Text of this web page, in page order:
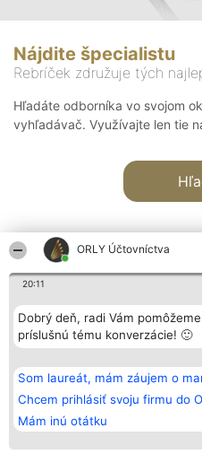
ORLY Účtovníctva
20:11
Dobrý deň, radi Vám
príslušnú tému konverzácie! 🙂
Som laureát, mám záujem o
Chcem prihlásiť svoju firmu do
Mám inú otátku
Nájdite špecialistu
Rebríček združuje tých
Hľadáte odborníka vo svojom
vyhľadávač. Využívajte len tie
Organizátor hodnotenia
Bright Side Solutions sp. z o.
o. sp. k.
Wrocław 50-079
KRS 0000749100 | Regon
381313360 | NIP 8943132676
+48 508 492 400
Lista